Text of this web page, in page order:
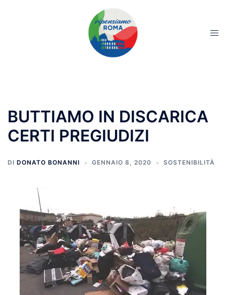
BUTTIAMO IN DISCARICA
CERTI PREGIUDIZI
DI DONATO BONANNI GENNAIO 8, 2020 SOSTENIBILITÀ